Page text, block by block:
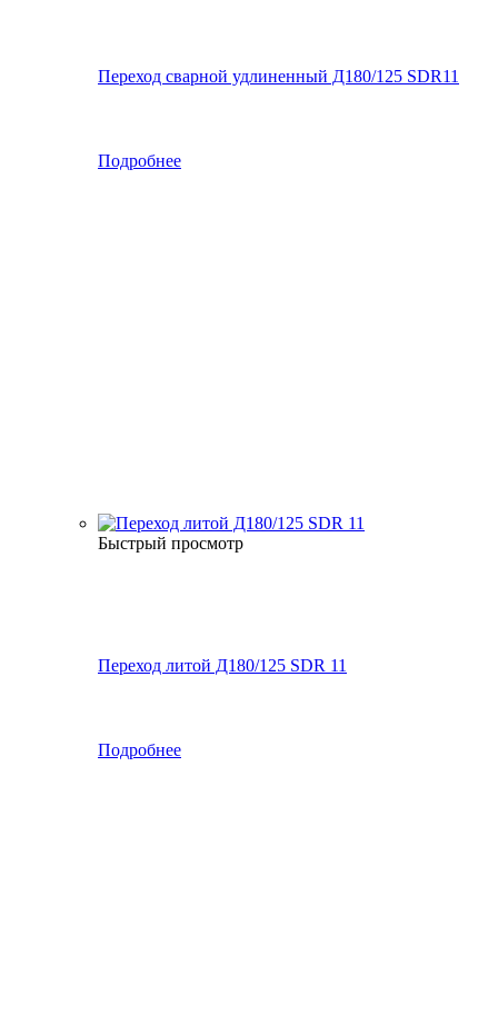
Переход сварной удлиненный Д180/125 SDR11
Подробнее
Быстрый просмотр
Переход литой Д180/125 SDR 11
Подробнее